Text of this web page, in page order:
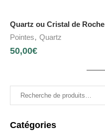
Quartz ou Cristal de Roche
Pointes, Quartz
50,00€
Catégories